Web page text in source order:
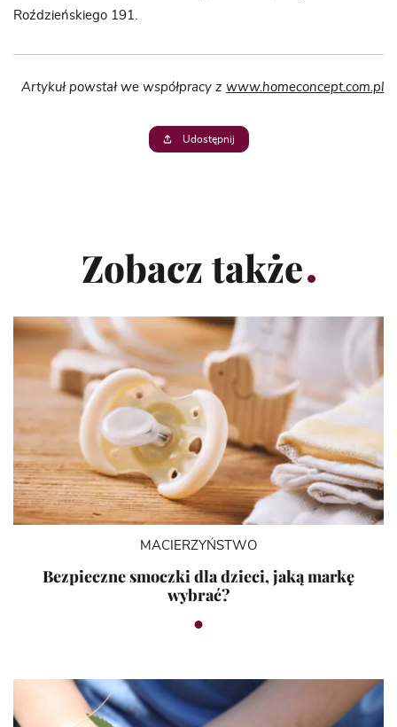
Roździeńskiego 191.
Artykuł powstał we współpracy z www.homeconcept.com.pl
Udostępnij
Zobacz także
MACIERZYŃSTWO
Bezpieczne smoczki dla dzieci, jaką markę
wybrać?